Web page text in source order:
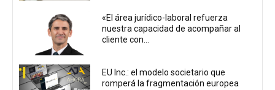
«El área jurídico-laboral refuerza
nuestra capacidad de acompañar al
cliente con...
EU Inc.: el modelo societario que
romperá la fragmentación europea